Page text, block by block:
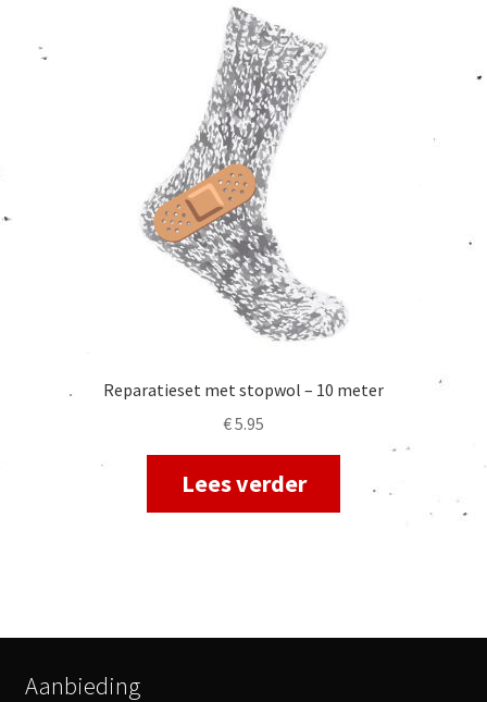
Reparatieset met stopwol – 10 meter
€5.95
Lees verder
Aanbieding